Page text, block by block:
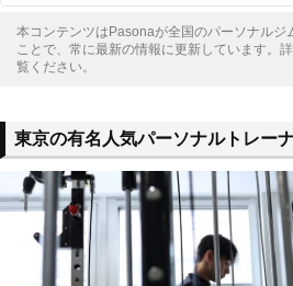
本コンテンツはPasonaが全国のパーソナルジ
ことで、常に最新の情報に更新しています。
覧ください。
東京の有名人気パーソナルトレー